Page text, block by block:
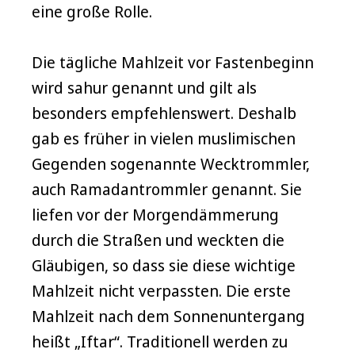
eine große Rolle.
Die tägliche Mahlzeit vor Fastenbeginn
wird sahur genannt und gilt als
besonders empfehlenswert. Deshalb
gab es früher in vielen muslimischen
Gegenden sogenannte Wecktrommler,
auch Ramadantrommler genannt. Sie
liefen vor der Morgendämmerung
durch die Straßen und weckten die
Gläubigen, so dass sie diese wichtige
Mahlzeit nicht verpassten. Die erste
Mahlzeit nach dem Sonnenuntergang
heißt „Iftar“. Traditionell werden zu